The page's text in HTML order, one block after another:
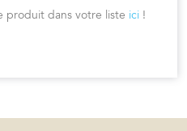
produit dans votre liste ici!